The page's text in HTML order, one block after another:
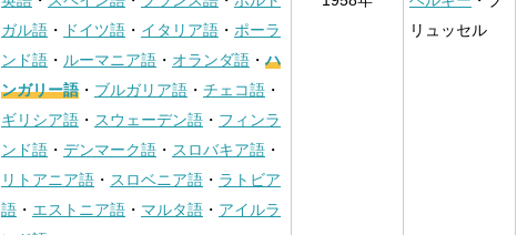
ガル語 ・ ドイツ語 ・ イタリア語 ・ ポーラ
ンド語 ・ ルーマニア語 ・ オランダ語 ・ハ
ンガリー語 ・ ブルガリア語 ・ チェコ語 ・
ギリシア語 ・ スウェーデン語 ・ フィンラ
ンド語 ・ デンマーク語 ・ スロバキア語 ・
リトアニア語 ・ スロベニア語 ・ ラトビア
語 ・ エストニア語 ・ マルタ語 ・ アイルラ
リュッセル